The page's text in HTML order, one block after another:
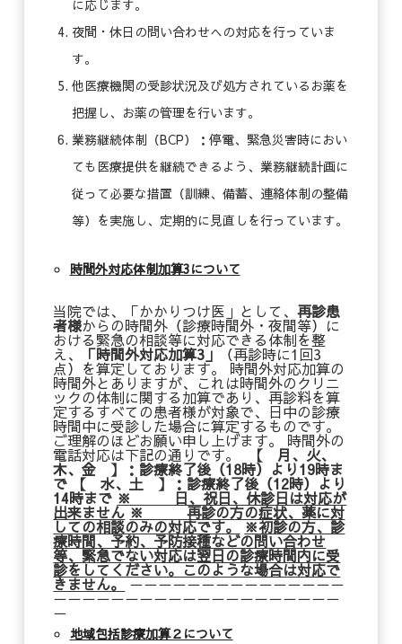
に応じます。
夜間・休日の問い合わせへの対応を行っていま
す。
他医療機関の受診状況及び処方されているお薬を
把握し、お薬の管理を行います。
業務継続体制（BCP）：停電、緊急災害時におい
ても医療提供を継続できるよう、業務継続計画に
従って必要な措置（訓練、備蓄、連絡体制の整備
等）を実施し、定期的に見直しを行っています。
時間外対応体制加算3について
当院では、「かかりつけ医」として、再診患
者様からの時間外（診療時間外・夜間等）に
おける緊急の相談等に対応できる体制を整
え、 「時間外対応加算3」 （再診時に1回3
点）を算定しております。 時間外対応加算の
時間外とありますが、これは時間外のクリニ
ックの体制に関する加算であり、再診料を算
定するすべての患者様が対象で、日中の診療
時間中に受診した場合に算定するものです。
ご理解のほどお願い申し上げます。 時間外の
電話対応は下記の通りです。 【 月、火、
木、金 】：診療終了後（18時）より19時ま
で 【 水、土 】：診療終了後（12時）より
14時まで ※ 日、祝日、休診日は対応が
出来ません ※再診の方の症状、薬に対
しての相談のみの対応です。 ※初診の方、診
療時間、予約、予防接種などの問い合わせ
等、緊急でない対応は翌日の診療時間内に受
診をしてください。このような場合は対応で
きません。－－－－－－－－－－－－－－－
－－－－－－－－－－－－－－－－－－－－
－
地域包括診療加算２について